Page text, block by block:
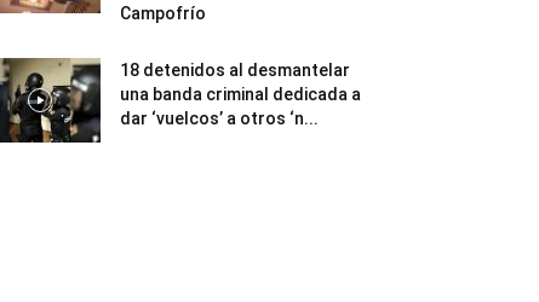
Campofrío
18 detenidos al desmantelar
una banda criminal dedicada a
dar ‘vuelcos’ a otros ‘n...